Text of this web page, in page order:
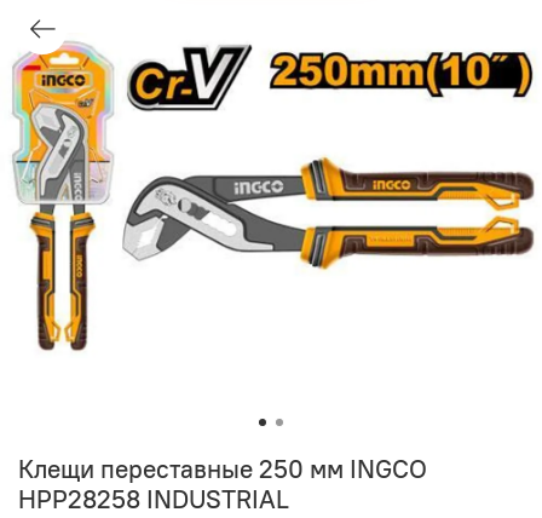
Клещи переставные 250 мм INGCO
HPP28258 INDUSTRIAL